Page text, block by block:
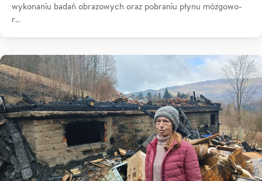
wykonaniu badań obrazowych oraz pobraniu płynu mózgowo-
r…